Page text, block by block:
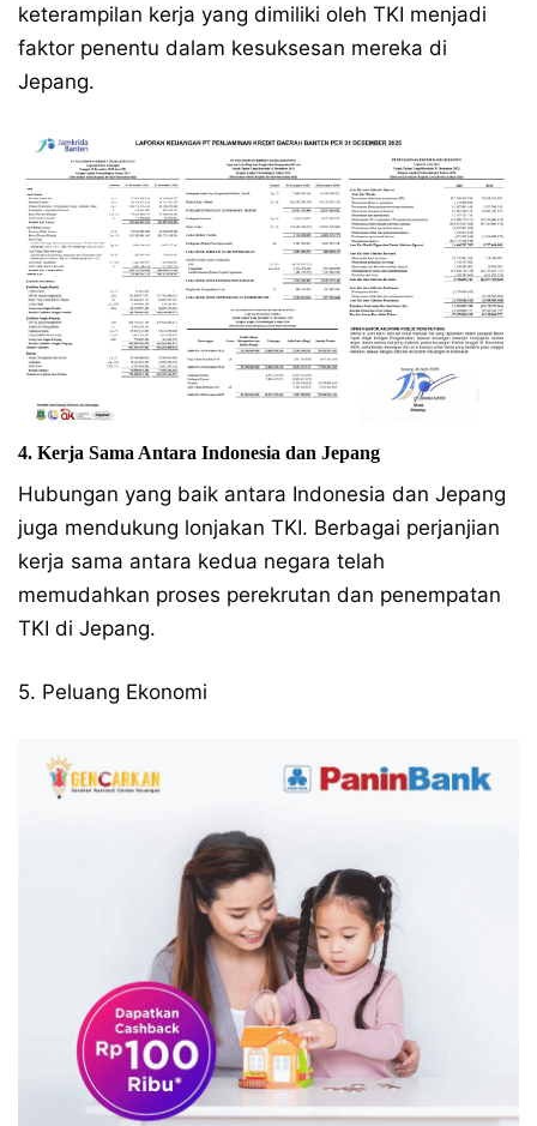
keterampilan kerja yang dimiliki oleh TKI menjadi
faktor penentu dalam kesuksesan mereka di
Jepang.
4. Kerja Sama Antara Indonesia dan Jepang
Hubungan yang baik antara Indonesia dan Jepang
juga mendukung lonjakan TKI. Berbagai perjanjian
kerja sama antara kedua negara telah
memudahkan proses perekrutan dan penempatan
TKI di Jepang.
5. Peluang Ekonomi